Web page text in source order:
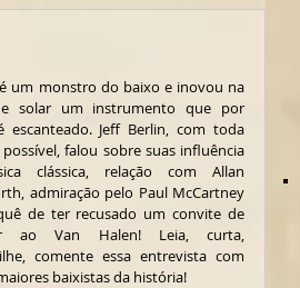
solar um instrumento que por
escanteado. Jeff Berlin, com toda
falou sobre suas influência
clássica, relação com Allan
admiração pelo Paul McCartney
de ter recusado um convite de
ao Van Halen! Leia, curta,
comente essa entrevista com
baixistas da história!